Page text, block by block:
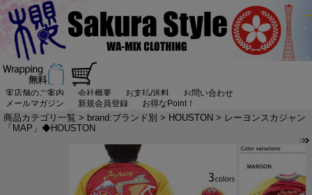
実店舗のご案内 会社概要 お支払/送料
お問い合わせ
メールマガジン
新規会員登録 お得なPoint！
商品カテゴリ一覧 > brand:ブランド別 > HOUSTON > レーヨンスカジャン
「MAP」◆HOUSTON